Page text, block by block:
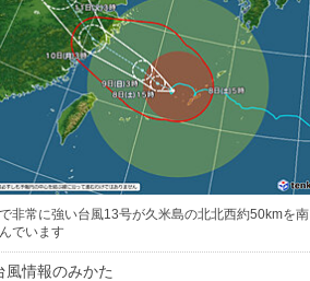
非常に強い台風13号が久米島の北北西約50kmを南
でいます
風情報のみかた